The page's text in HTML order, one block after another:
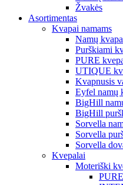
Žvakės
Asortimentas
Kvapai namams
Namų
Purškiami
PURE
UTIQUE
Kvapnusis
Eyfel namų
BigHill
BigHill
Sorvella
Sorvella
Sorvella
Kvepalai
Moteriški
PURE